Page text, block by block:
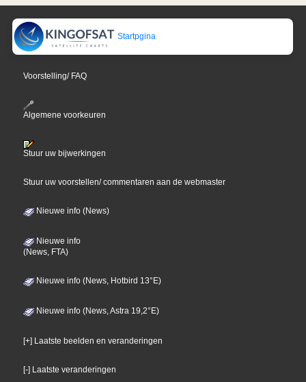
Startpgina
Voorstelling/ FAQ
Algemene voorkeuren
Stuur uw bijwerkingen
Stuur uw voorstellen/ commentaren aan de webmaster
Nieuwe info (News)
Nieuwe info
(News, FTA)
Nieuwe info (News, Hotbird 13°E)
Nieuwe info (News, Astra 19,2°E)
[+] Laatste beelden en veranderingen
[-] Laatste veranderingen